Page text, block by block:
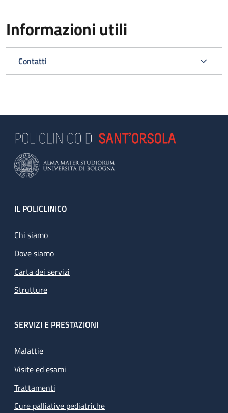
Informazioni utili
Contatti
Footer
IL POLICLINICO
Chi siamo
Dove siamo
Carta dei servizi
Strutture
SERVIZI E PRESTAZIONI
Malattie
Visite ed esami
Trattamenti
Cure palliative pediatriche